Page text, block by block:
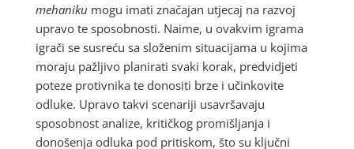
mehaniku mogu imati značajan utjecaj na razvoj
upravo te sposobnosti. Naime, u ovakvim igrama
igrači se susreću sa složenim situacijama u kojima
moraju pažljivo planirati svaki korak, predvidjeti
poteze protivnika te donositi brze i učinkovite
odluke. Upravo takvi scenariji usavršavaju
sposobnost analize, kritičkog promišljanja i
donošenja odluka pod pritiskom, što su ključni